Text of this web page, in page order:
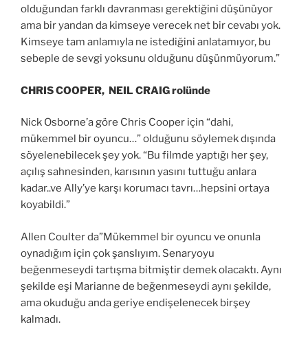
olduğundan farklı davranması gerektiğini düşünüyor
ama bir yandan da kimseye verecek net bir cevabı yok.
Kimseye tam anlamıyla ne istediğini anlatamıyor, bu
sebeple de sevgi yoksunu olduğunu düşünmüyorum.”
CHRIS COOPER, NEIL CRAIG rolünde
Nick Osborne’a göre Chris Cooper için “dahi,
mükemmel bir oyuncu…” olduğunu söylemek dışında
söyelenebilecek şey yok. “Bu filmde yaptığı her şey,
açılış sahnesinden, karısının yasını tuttuğu anlara
kadar..ve Ally’ye karşı korumacı tavrı…hepsini ortaya
koyabildi.”
Allen Coulter da”Mükemmel bir oyuncu ve onunla
oynadığım için çok şanslıyım. Senaryoyu
beğenmeseydi tartışma bitmiştir demek olacaktı. Aynı
şekilde eşi Marianne de beğenmeseydi aynı şekilde,
ama okuduğu anda geriye endişelenecek birşey
kalmadı.